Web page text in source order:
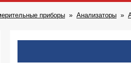
приборы Анализаторы